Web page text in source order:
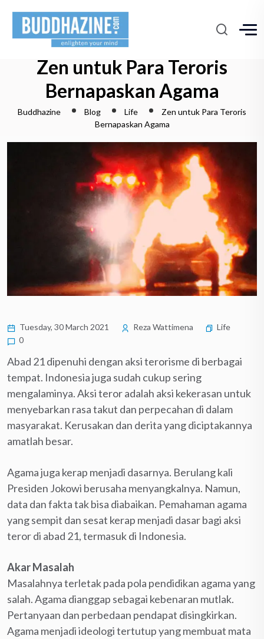
Zen untuk Para Teroris
Bernapaskan Agama
Buddhazine Blog Life
Zen untuk Para Teroris
Bernapaskan Agama
Tuesday, 30 March 2021 Reza Wattimena
Life
0
Abad 21 dipenuhi dengan aksi terorisme di berbagai
tempat. Indonesia juga sudah cukup sering
mengalaminya. Aksi teror adalah aksi kekerasan untuk
menyebarkan rasa takut dan perpecahan di dalam
masyarakat. Kerusakan dan derita yang diciptakannya
amatlah besar.
Agama juga kerap menjadi dasarnya. Berulang kali
Presiden Jokowi berusaha menyangkalnya. Namun,
data dan fakta tak bisa diabaikan. Pemahaman agama
yang sempit dan sesat kerap menjadi dasar bagi aksi
teror di abad 21, termasuk di Indonesia.
Akar Masalah
Masalahnya terletak pada pola pendidikan agama yang
salah. Agama dianggap sebagai kebenaran mutlak.
Pertanyaan dan perbedaan pendapat disingkirkan.
Agama menjadi ideologi tertutup yang membuat mata